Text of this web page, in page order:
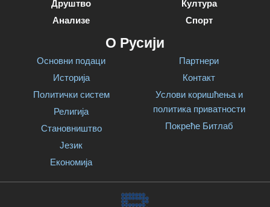
Друштво
Анализе
Култура
Спорт
О Русији
Основни подаци
Историја
Политички систем
Религија
Становништво
Језик
Економија
Партнери
Контакт
Услови коришћења и
политика приватности
Покреће Битлаб